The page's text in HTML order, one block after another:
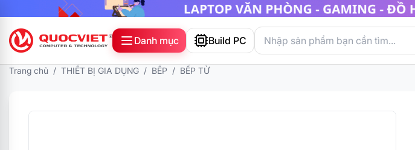
Danh mục Build PC
Trang chủ / THIẾT BỊ GIA DỤNG / BẾP / BẾP TỪ